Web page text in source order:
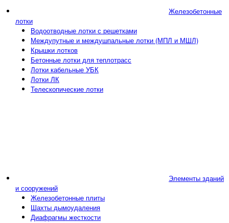
Железобетонные
лотки
Водоотводные лотки с решетками
Междупутные и междушпальные лотки (МПЛ и МШЛ)
Крышки лотков
Бетонные лотки для теплотрасс
Лотки кабельные УБК
Лотки ЛК
Телескопические лотки
Элементы зданий
и сооружений
Железобетонные плиты
Шахты дымоудаления
Диафрагмы жесткости